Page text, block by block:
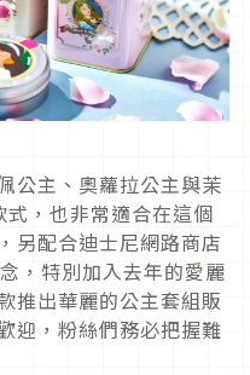
公主、奧蘿拉公主與茉
，也非常適合在這個
另配合迪士尼網路商店
，特別加入去年的愛麗
推出華麗的公主套組販
迎，粉絲們務必把握難